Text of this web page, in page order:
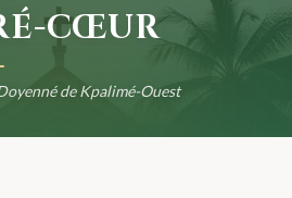
CŒUR
de Kpalimé-Ouest